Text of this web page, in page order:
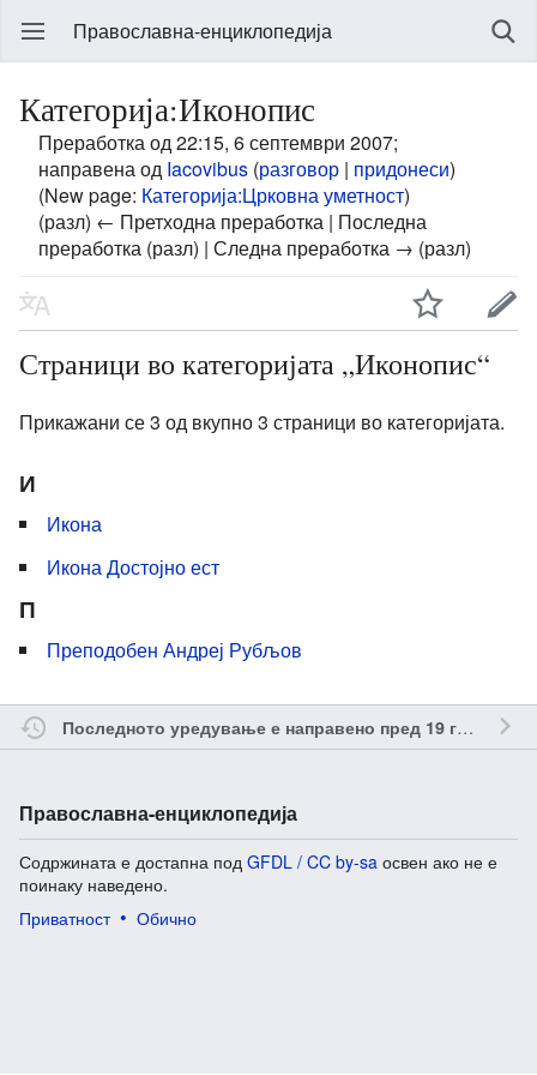
Православна-енциклопедија
Категорија:Иконопис
Преработка од 22:15, 6 септември 2007;
направена од Iacovibus (разговор | придонеси)
(New page: Категорија:Црковна уметност)
(разл) ← Претходна преработка | Последна
преработка (разл) | Следна преработка → (разл)
Страници во категоријата „Иконопис“
Прикажани се 3 од вкупно 3 страници во категоријата.
И
Икона
Икона Достојно ест
П
Преподобен Андреј Рубљов
Последното уредување е направено пред 19 години од
Православна-енциклопедија
Содржината е достапна под GFDL / CC by-sa освен ако не е
поинаку наведено.
Приватност
Обично